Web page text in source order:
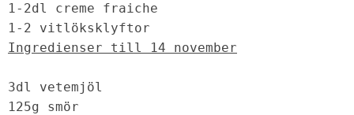
1-2dl creme fraiche
1-2 vitlöksklyftor
Ingredienser till 14 november
3dl vetemjöl
125g smör